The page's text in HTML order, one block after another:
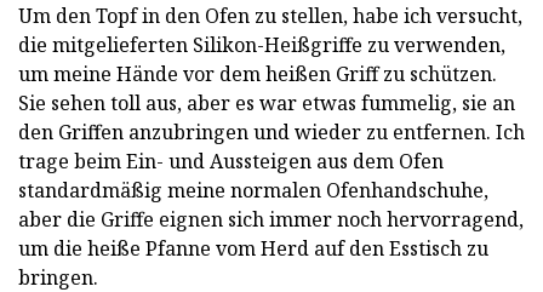
Um den Topf in den Ofen zu stellen, habe ich versucht,
die mitgelieferten Silikon-Heißgriffe zu verwenden,
um meine Hände vor dem heißen Griff zu schützen.
Sie sehen toll aus, aber es war etwas fummelig, sie an
den Griffen anzubringen und wieder zu entfernen. Ich
trage beim Ein- und Aussteigen aus dem Ofen
standardmäßig meine normalen Ofenhandschuhe,
aber die Griffe eignen sich immer noch hervorragend,
um die heiße Pfanne vom Herd auf den Esstisch zu
bringen.